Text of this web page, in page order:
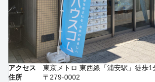
アクセス
東京メトロ 東西線「浦安駅」徒歩1
住所
〒279-0002